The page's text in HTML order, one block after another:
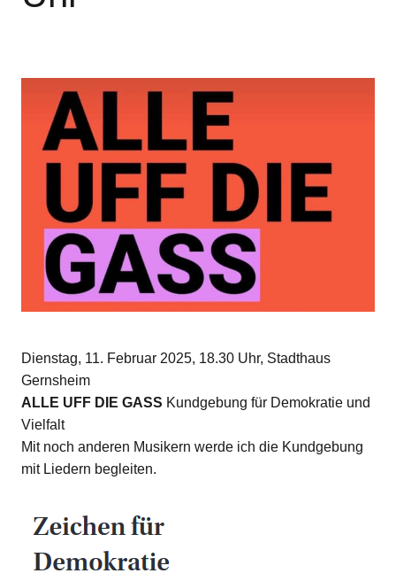
Dienstag, 11. Februar 2025, 18.30 Uhr, Stadthaus
Gernsheim
ALLE UFF DIE GASS Kundgebung für Demokratie und
Vielfalt
Mit noch anderen Musikern werde ich die Kundgebung
mit Liedern begleiten.